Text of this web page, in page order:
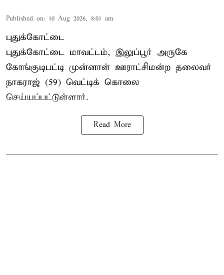
Published on: 10 Aug 2026, 8:01 am
புதுக்கோட்டை
புதுக்கோட்டை மாவட்டம், இலுப்பூர் அருகே
கோங்குடிபட்டி முன்னாள் ஊராட்சிமன்ற தலைவர்
நாகராஜ் (59) வெட்டிக் கொலை
செய்யப்பட்டுள்ளார்.
Read More